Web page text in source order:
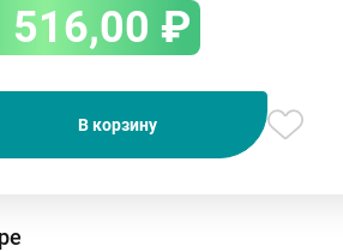
516,00 ₽
В корзину